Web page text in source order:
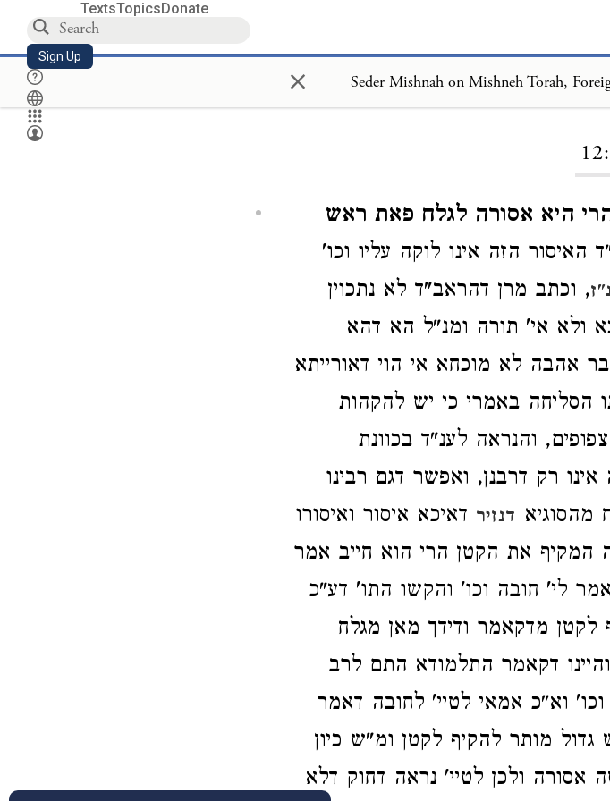
TextsTopicsDonate
Sign Up ×
היא אסורה לגלח פאת ראש
האיסור הזה אינו לוקה עליו וכו'
, וכתב מרן דהראב"ד לא נתכוין
ולא אי' תורה ומנ"ל הא דהא
אהבה לא מוכחא אי הוי דאורייתא
הסליחה באמרי כי יש להקהות
והנראה לענ"ד בכוונת
רק דרבנן, ואפשר דגם רבינו
מהסוגיא דנזיר דאיכא איסור ואיסורו
את הקטן הרי הוא חייב אמר
לי' חובה וכו' והקשו התו' דע"כ
מדקאמר ודידך מאן מגלח
דקאמר התלמודא התם לרב
וא"כ אמאי לטיי' לחובה דאמר
מותר להקיף לקטן ומ"ש כיון
ולכן לטיי' נראה דחוק דלא